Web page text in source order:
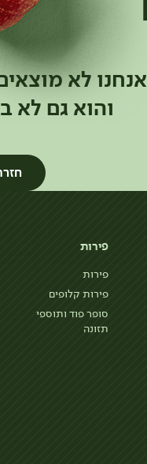
אנחנו לא
והוא גם לא
פירות
פירות
פירות קלופים
סופר פוד ותוספי
תזונה